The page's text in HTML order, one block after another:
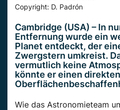
Copyright: D. Padrón
Cambridge (USA) – In
Entfernung wurde ein
Planet entdeckt, der
Zwergstern umkreist.
vermutlich keine
könnte er einen
Wie das Astronomieteam